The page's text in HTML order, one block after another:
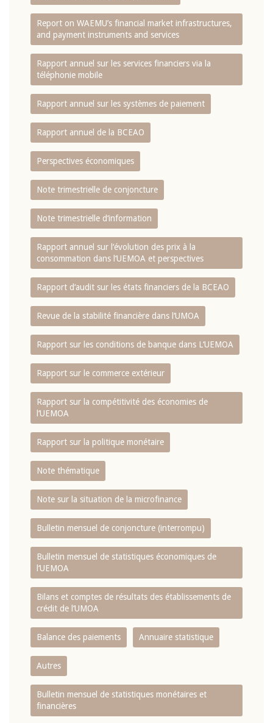
Report on WAEMU’s financial market infrastructures,
and payment instruments and services
Rapport annuel sur les services financiers via la
téléphonie mobile
Rapport annuel sur les systèmes de paiement
Rapport annuel de la BCEAO
Perspectives économiques
Note trimestrielle de conjoncture
Note trimestrielle d‘information
Rapport annuel sur l‘évolution des prix à la
consommation dans l‘UEMOA et perspectives
Rapport d‘audit sur les états financiers de la BCEAO
Revue de la stabilité financière dans l‘UMOA
Rapport sur les conditions de banque dans L‘UEMOA
Rapport sur le commerce extérieur
Rapport sur la compétitivité des économies de
l‘UEMOA
Rapport sur la politique monétaire
Note thématique
Note sur la situation de la microfinance
Bulletin mensuel de conjoncture (interrompu)
Bulletin mensuel de statistiques économiques de
l‘UEMOA
Bilans et comptes de résultats des établissements de
crédit de l‘UMOA
Balance des paiements Annuaire statistique
Autres
Bulletin mensuel de statistiques monétaires et
financières